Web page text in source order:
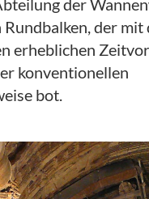
Rundbalken, der
erheblichen
konventionellen
bot.